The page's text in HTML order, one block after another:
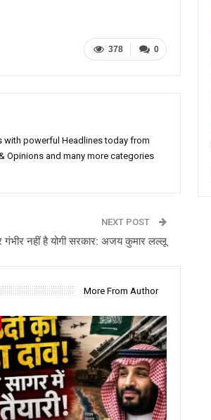
0
378
with powerful Headlines today from
Opinions and many more categories
NEXT POST
गंभीर नहीं है योगी सरकार: अजय कुमार लल्लू
More From Author